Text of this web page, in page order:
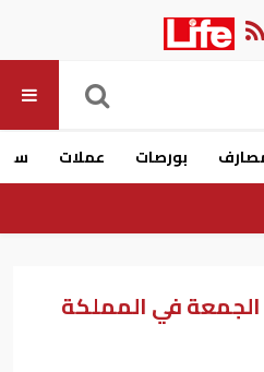
بورصات عملات
الجمعة في المملكة